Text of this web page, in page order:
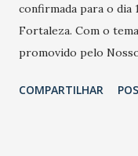
confirmada para o dia
Fortaleza. Com o
promovido pelo
e lideranças do
COMPARTILHAR